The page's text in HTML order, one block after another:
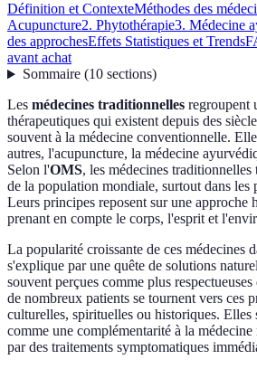
Définition et ContexteMéthodes des
Acupuncture2. Phytothérapie3. Médecine
des approchesEffets Statistiques et Trends
avant achat
Sommaire(10 sections)
Les médecines traditionnelles regroupent
thérapeutiques qui existent depuis des
souvent à la médecine conventionnelle.
autres, l'acupuncture, la médecine
Selon l'OMS, les médecines
de la population mondiale, surtout dans les
Leurs principes reposent sur une approche
prenant en compte le corps, l'esprit et
La popularité croissante de ces médecines
s'explique par une quête de solutions
souvent perçues comme plus
de nombreux patients se tournent vers ces
culturelles, spirituelles ou historiques. Elles
comme une complémentarité à la médecine
par des traitements symptomatiques